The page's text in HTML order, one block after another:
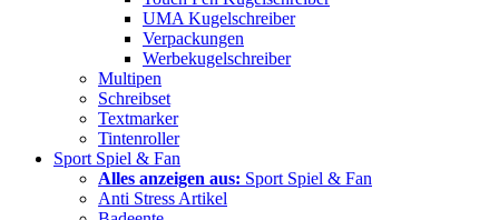
UMA Kugelschreiber
Verpackungen
Werbekugelschreiber
Multipen
Schreibset
Textmarker
Tintenroller
Sport Spiel & Fan
Alles anzeigen aus: Sport Spiel & Fan
Anti Stress Artikel